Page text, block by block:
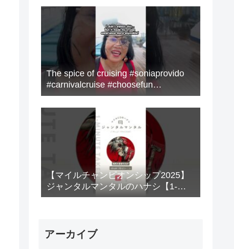
The spice of cruising #soniaprovido
#carnivalcruise #choosefun
#adventure #cruise #fun
【マイルチャンピオンシップ2025】
ジャンタルマンタルのハナシ【1-
MINUTE】#競馬
アーカイブ